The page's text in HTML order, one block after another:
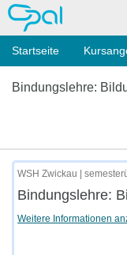
OPAL
Startseite
Bindungslehre:
WSH Zwickau |
Bindungslehre:
Weitere Informationen